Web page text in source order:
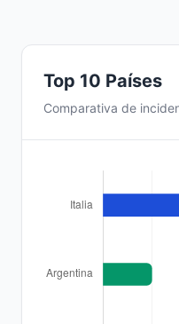
Top 10 Países
Comparativa de